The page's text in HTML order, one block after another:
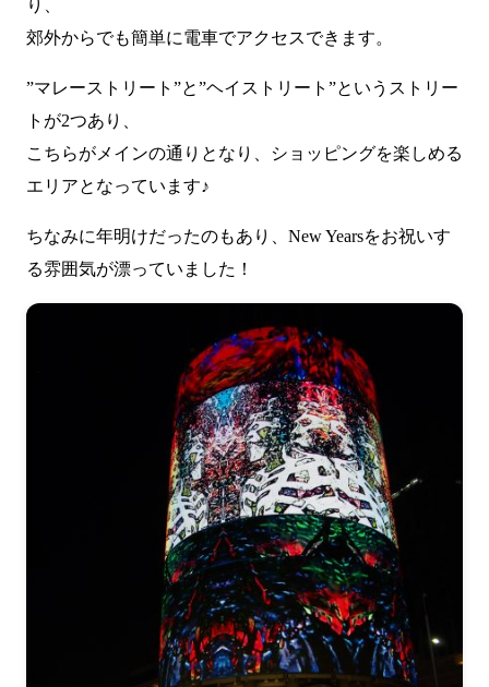
り、
郊外からでも簡単に電車でアクセスできます。
”マレーストリート”と”ヘイストリート”というストリー
トが2つあり、
こちらがメインの通りとなり、ショッピングを楽しめる
エリアとなっています♪
ちなみに年明けだったのもあり、New Yearsをお祝いす
る雰囲気が漂っていました！